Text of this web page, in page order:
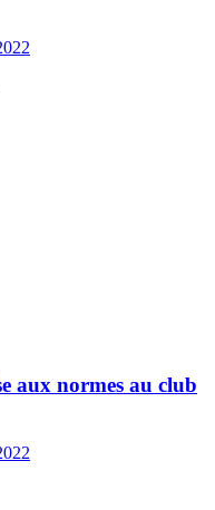
aux normes au club